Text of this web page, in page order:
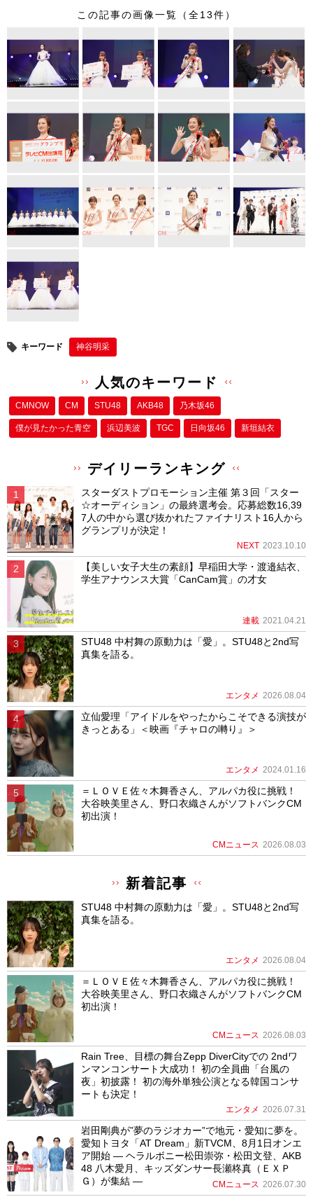
er e
b
o
o
k
n
nt
st
この記事の画像一覧（全13件）
キーワード 神谷明采
人気のキーワード
CMNOW CM STU48 AKB48 乃木坂46
僕が⾒たかった⻘空 浜辺美波 TGC 日向坂46 新垣結衣
デイリーランキング
スターダストプロモーション主催 第３回「スター
☆オーディション」の最終選考会。応募総数16,39
7人の中から選び抜かれたファイナリスト16人から
グランプリが決定！
NEXT 2023.10.10
【美しい女子大生の素顔】早稲田大学・渡邉結衣、
学生アナウンス大賞「CanCam賞」の才女
連載 2021.04.21
STU48 中村舞の原動力は「愛」。STU48と2nd写
真集を語る。
エンタメ 2026.08.04
立仙愛理「アイドルをやったからこそできる演技が
きっとある」＜映画『チャロの囀り』＞
エンタメ 2024.01.16
＝ＬＯＶＥ佐々木舞香さん、アルパカ役に挑戦！
大谷映美里さん、野口衣織さんがソフトバンクCM
初出演！
CMニュース 2026.08.03
新着記事
STU48 中村舞の原動力は「愛」。STU48と2nd写
真集を語る。
エンタメ 2026.08.04
＝ＬＯＶＥ佐々木舞香さん、アルパカ役に挑戦！
大谷映美里さん、野口衣織さんがソフトバンクCM
初出演！
CMニュース 2026.08.03
Rain Tree、目標の舞台Zepp DiverCityでの 2ndワ
ンマンコンサート大成功！ 初の全員曲「台風の
夜」初披露！ 初の海外単独公演となる韓国コンサ
ートも決定！
エンタメ 2026.07.31
岩田剛典が”夢のラジオカー”で地元・愛知に夢を。
愛知トヨタ「AT Dream」新TVCM、8月1日オンエ
ア開始 ― ヘラルボニー松田崇弥・松田文登、AKB
48 八木愛月、キッズダンサー長瀬柊真（ＥＸＰ
Ｇ）が集結 ―
CMニュース 2026.07.30